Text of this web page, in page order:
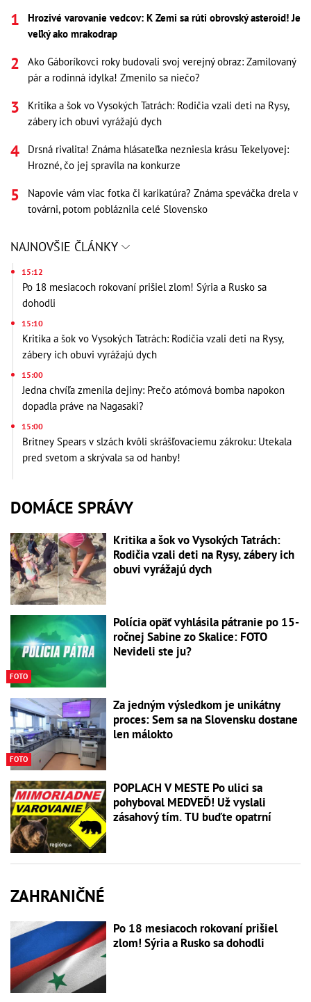
Hrozivé varovanie vedcov: K Zemi sa rúti obrovský asteroid! Je
veľký ako mrakodrap
Ako Gáboríkovci roky budovali svoj verejný obraz: Zamilovaný
pár a rodinná idylka! Zmenilo sa niečo?
Kritika a šok vo Vysokých Tatrách: Rodičia vzali deti na Rysy,
zábery ich obuvi vyrážajú dych
Drsná rivalita! Známa hlásateľka nezniesla krásu Tekelyovej:
Hrozné, čo jej spravila na konkurze
Napovie vám viac fotka či karikatúra? Známa speváčka drela v
továrni, potom pobláznila celé Slovensko
NAJNOVŠIE ČLÁNKY
15:12
Po 18 mesiacoch rokovaní prišiel zlom! Sýria a Rusko sa
dohodli
15:10
Kritika a šok vo Vysokých Tatrách: Rodičia vzali deti na Rysy,
zábery ich obuvi vyrážajú dych
15:00
Jedna chvíľa zmenila dejiny: Prečo atómová bomba napokon
dopadla práve na Nagasaki?
15:00
Britney Spears v slzách kvôli skrášľovaciemu zákroku: Utekala
pred svetom a skrývala sa od hanby!
DOMÁCE SPRÁVY
Kritika a šok vo Vysokých Tatrách:
Rodičia vzali deti na Rysy, zábery ich
obuvi vyrážajú dych
FOTO
Polícia opäť vyhlásila pátranie po 15-
ročnej Sabine zo Skalice: FOTO
Nevideli ste ju?
FOTO
Za jedným výsledkom je unikátny
proces: Sem sa na Slovensku dostane
len málokto
POPLACH V MESTE Po ulici sa
pohyboval MEDVEĎ! Už vyslali
zásahový tím. TU buďte opatrní
ZAHRANIČNÉ
Po 18 mesiacoch rokovaní prišiel
zlom! Sýria a Rusko sa dohodli